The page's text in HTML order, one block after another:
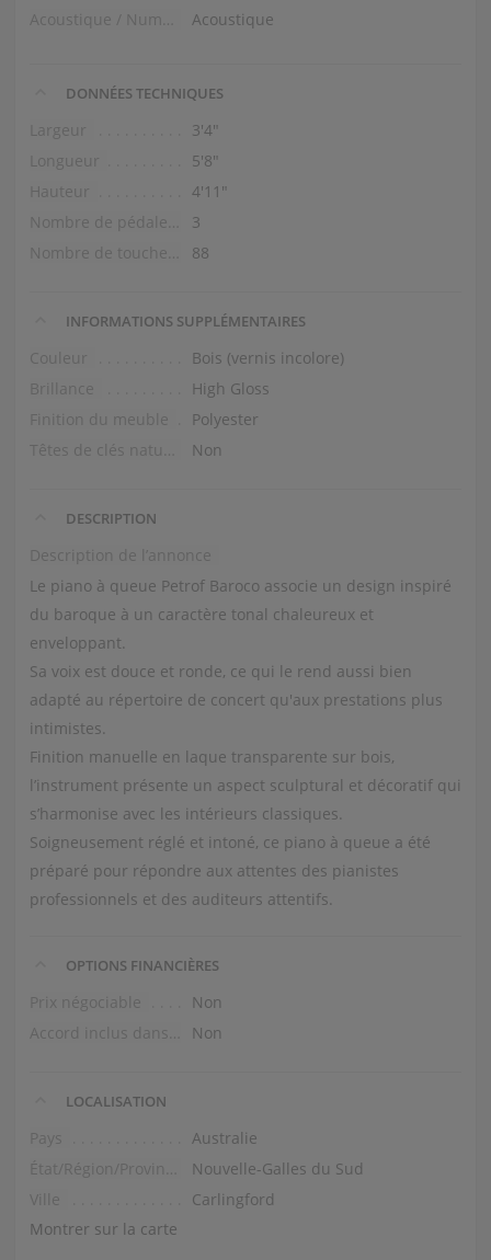
Acoustique
DONNÉES TECHNIQUES
Largeur
3′4″
Longueur
5′8″
Hauteur
4′11″
3
88
INFORMATIONS SUPPLÉMENTAIRES
Couleur
Bois (vernis incolore)
Brillance
High Gloss
Finition du meuble
Polyester
Non
DESCRIPTION
Description de l’annonce
Le piano à queue Petrof Baroco associe un design inspiré
du baroque à un caractère tonal chaleureux et
enveloppant.
Sa voix est douce et ronde, ce qui le rend aussi bien
adapté au répertoire de concert qu'aux prestations plus
intimistes.
Finition manuelle en laque transparente sur bois,
l’instrument présente un aspect sculptural et décoratif qui
s’harmonise avec les intérieurs classiques.
Soigneusement réglé et intoné, ce piano à queue a été
préparé pour répondre aux attentes des pianistes
professionnels et des auditeurs attentifs.
OPTIONS FINANCIÈRES
Prix négociable
Non
Non
LOCALISATION
Pays
Australie
Nouvelle-Galles du Sud
Ville
Carlingford
Montrer sur la carte